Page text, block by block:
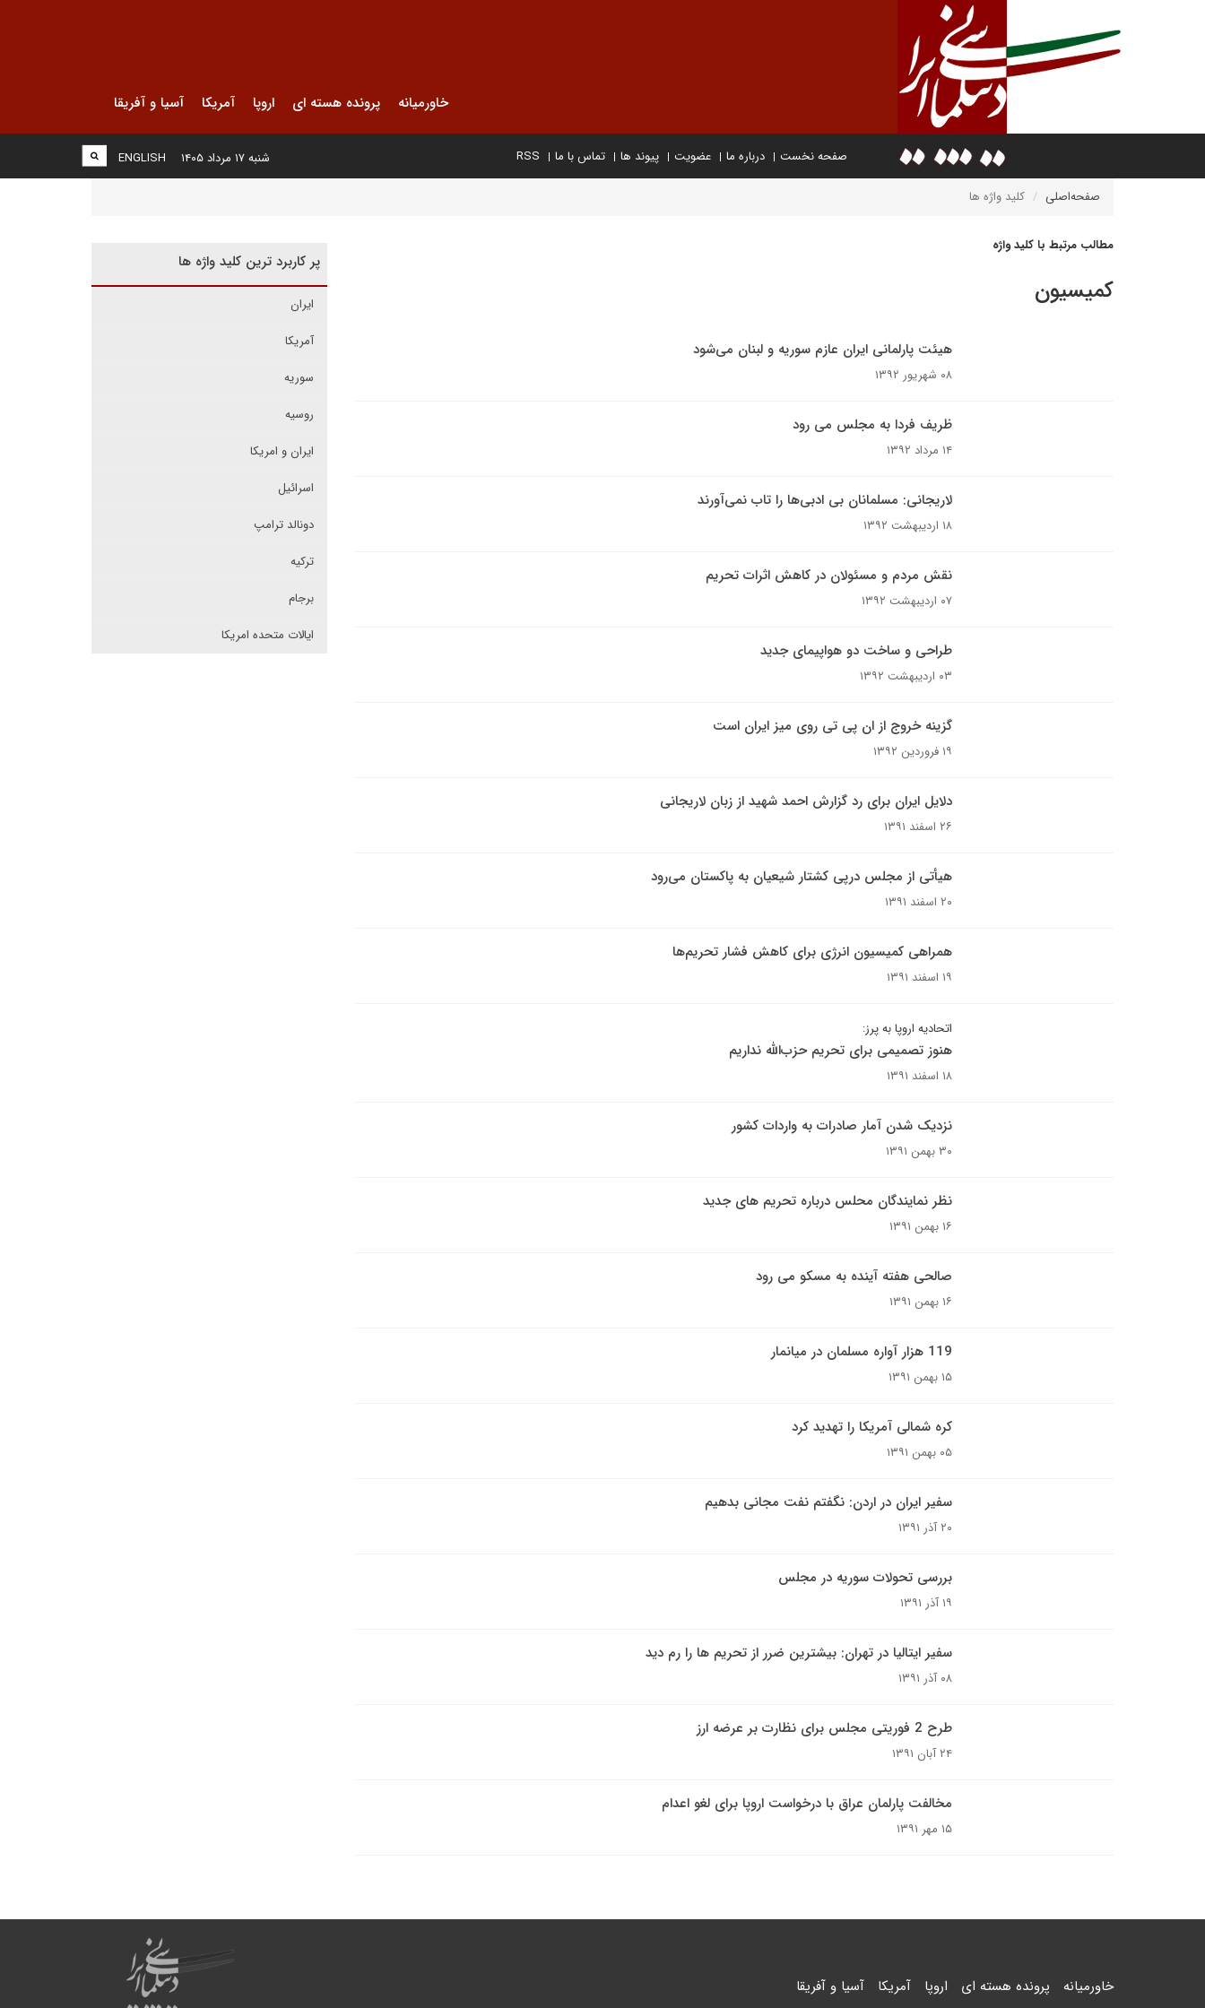
خاورمیانه پرونده هسته ای اروپا آمریکا آسیا و آفریقا
صفحه نخست درباره ما عضویت پیوند ها تماس با ما RSS
ENGLISH شنبه ۱۷ مرداد ۱۴۰۵
صفحه‌اصلی کلید واژه ها
مطالب مرتبط با کلید واژه
کمیسیون
هیئت پارلمانی ایران عازم سوریه و لبنان می‌شود
۰۸ شهریور ۱۳۹۲
ظریف فردا به مجلس می رود
۱۴ مرداد ۱۳۹۲
لاریجانی: مسلمانان بی ادبی‌ها را تاب نمی‌آورند
۱۸ اردیبهشت ۱۳۹۲
نقش مردم و مسئولان در کاهش اثرات تحریم
۰۷ اردیبهشت ۱۳۹۲
طراحی و ساخت دو هواپیمای جدید
۰۳ اردیبهشت ۱۳۹۲
گزینه خروج از ان پی تی روی میز ایران است
۱۹ فروردین ۱۳۹۲
دلایل ایران برای رد گزارش احمد شهید از زبان لاریجانی
۲۶ اسفند ۱۳۹۱
هیأتی از مجلس درپی کشتار شیعیان به پاکستان می‌رود
۲۰ اسفند ۱۳۹۱
همراهی کمیسیون انرژی برای کاهش فشار تحریم‌ها
۱۹ اسفند ۱۳۹۱
اتحادیه اروپا به پرز:
هنوز تصمیمی برای تحریم حزب‌الله نداریم
۱۸ اسفند ۱۳۹۱
نزدیک شدن آمار صادرات به واردات کشور
۳۰ بهمن ۱۳۹۱
نظر نمایندگان محلس درباره تحریم های جدید
۱۶ بهمن ۱۳۹۱
صالحی هفته آینده به مسکو می رود
۱۶ بهمن ۱۳۹۱
119 هزار آواره مسلمان در میانمار
۱۵ بهمن ۱۳۹۱
کره شمالی آمریکا را تهدید کرد
۰۵ بهمن ۱۳۹۱
سفیر ایران در اردن: نگفتم نفت مجانی بدهیم
۲۰ آذر ۱۳۹۱
بررسی تحولات سوریه در مجلس
۱۹ آذر ۱۳۹۱
سفیر ایتالیا در تهران: بیشترین ضرر از تحریم ها را رم دید
۰۸ آذر ۱۳۹۱
طرح 2 فوریتی مجلس برای نظارت بر عرضه ارز
۲۴ آبان ۱۳۹۱
مخالفت پارلمان عراق با درخواست اروپا برای لغو اعدام
۱۵ مهر ۱۳۹۱
پر کاربرد ترین کلید واژه ها
ایران
آمریکا
سوریه
روسیه
ایران و امریکا
اسرائیل
دونالد ترامپ
ترکیه
برجام
ایالات متحده امریکا
خاورمیانه پرونده هسته ای اروپا آمریکا آسیا و آفریقا